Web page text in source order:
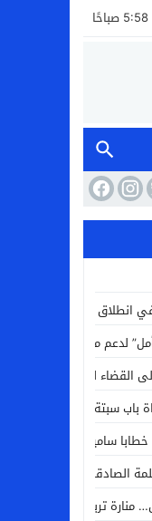
انطلاق مشروع مائي
لدعم مرضى السرطان
القضاء لمواجهة ما
باب سبتة
ساميا إلى الأمة
الصادقة في مهرجان
تربوية تجمع بين